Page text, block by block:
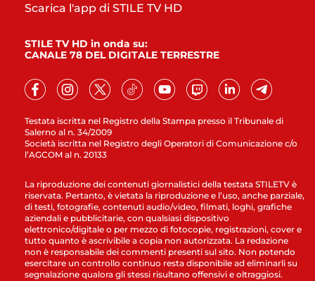
Testata iscritta nel Registro della Stampa presso il Tribunale di
Salerno al n. 34/2009
Società iscritta nel Registro degli Operatori di Comunicazione c/o
l’AGCOM al n. 20133
Scarica l'app di STILE TV HD
STILE TV HD in onda su:
CANALE 78 DEL DIGITALE TERRESTRE
La riproduzione dei contenuti giornalistici della testata STILETV è
riservata. Pertanto, è vietata la riproduzione e l’uso, anche parziale,
di testi, fotografie, contenuti audio/video, filmati, loghi, grafiche
aziendali e pubblicitarie, con qualsiasi dispositivo
elettronico/digitale o per mezzo di fotocopie, registrazioni, cover e
tutto quanto è ascrivibile a copia non autorizzata. La redazione
non è responsabile dei commenti presenti sul sito. Non potendo
esercitare un controllo continuo resta disponibile ad eliminarli su
segnalazione qualora gli stessi risultano offensivi e oltraggiosi.